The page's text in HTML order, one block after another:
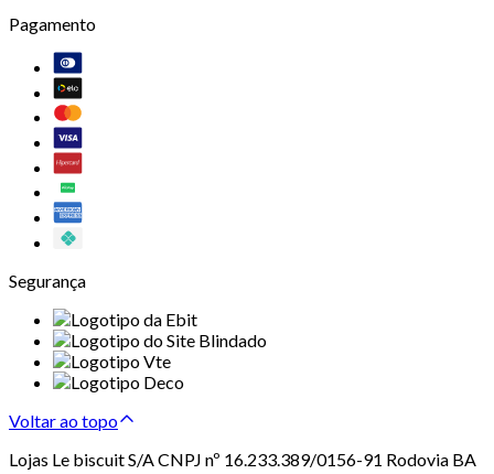
Pagamento
Segurança
Voltar ao topo
Lojas Le biscuit S/A CNPJ nº 16.233.389/0156-91 Rodovia BA